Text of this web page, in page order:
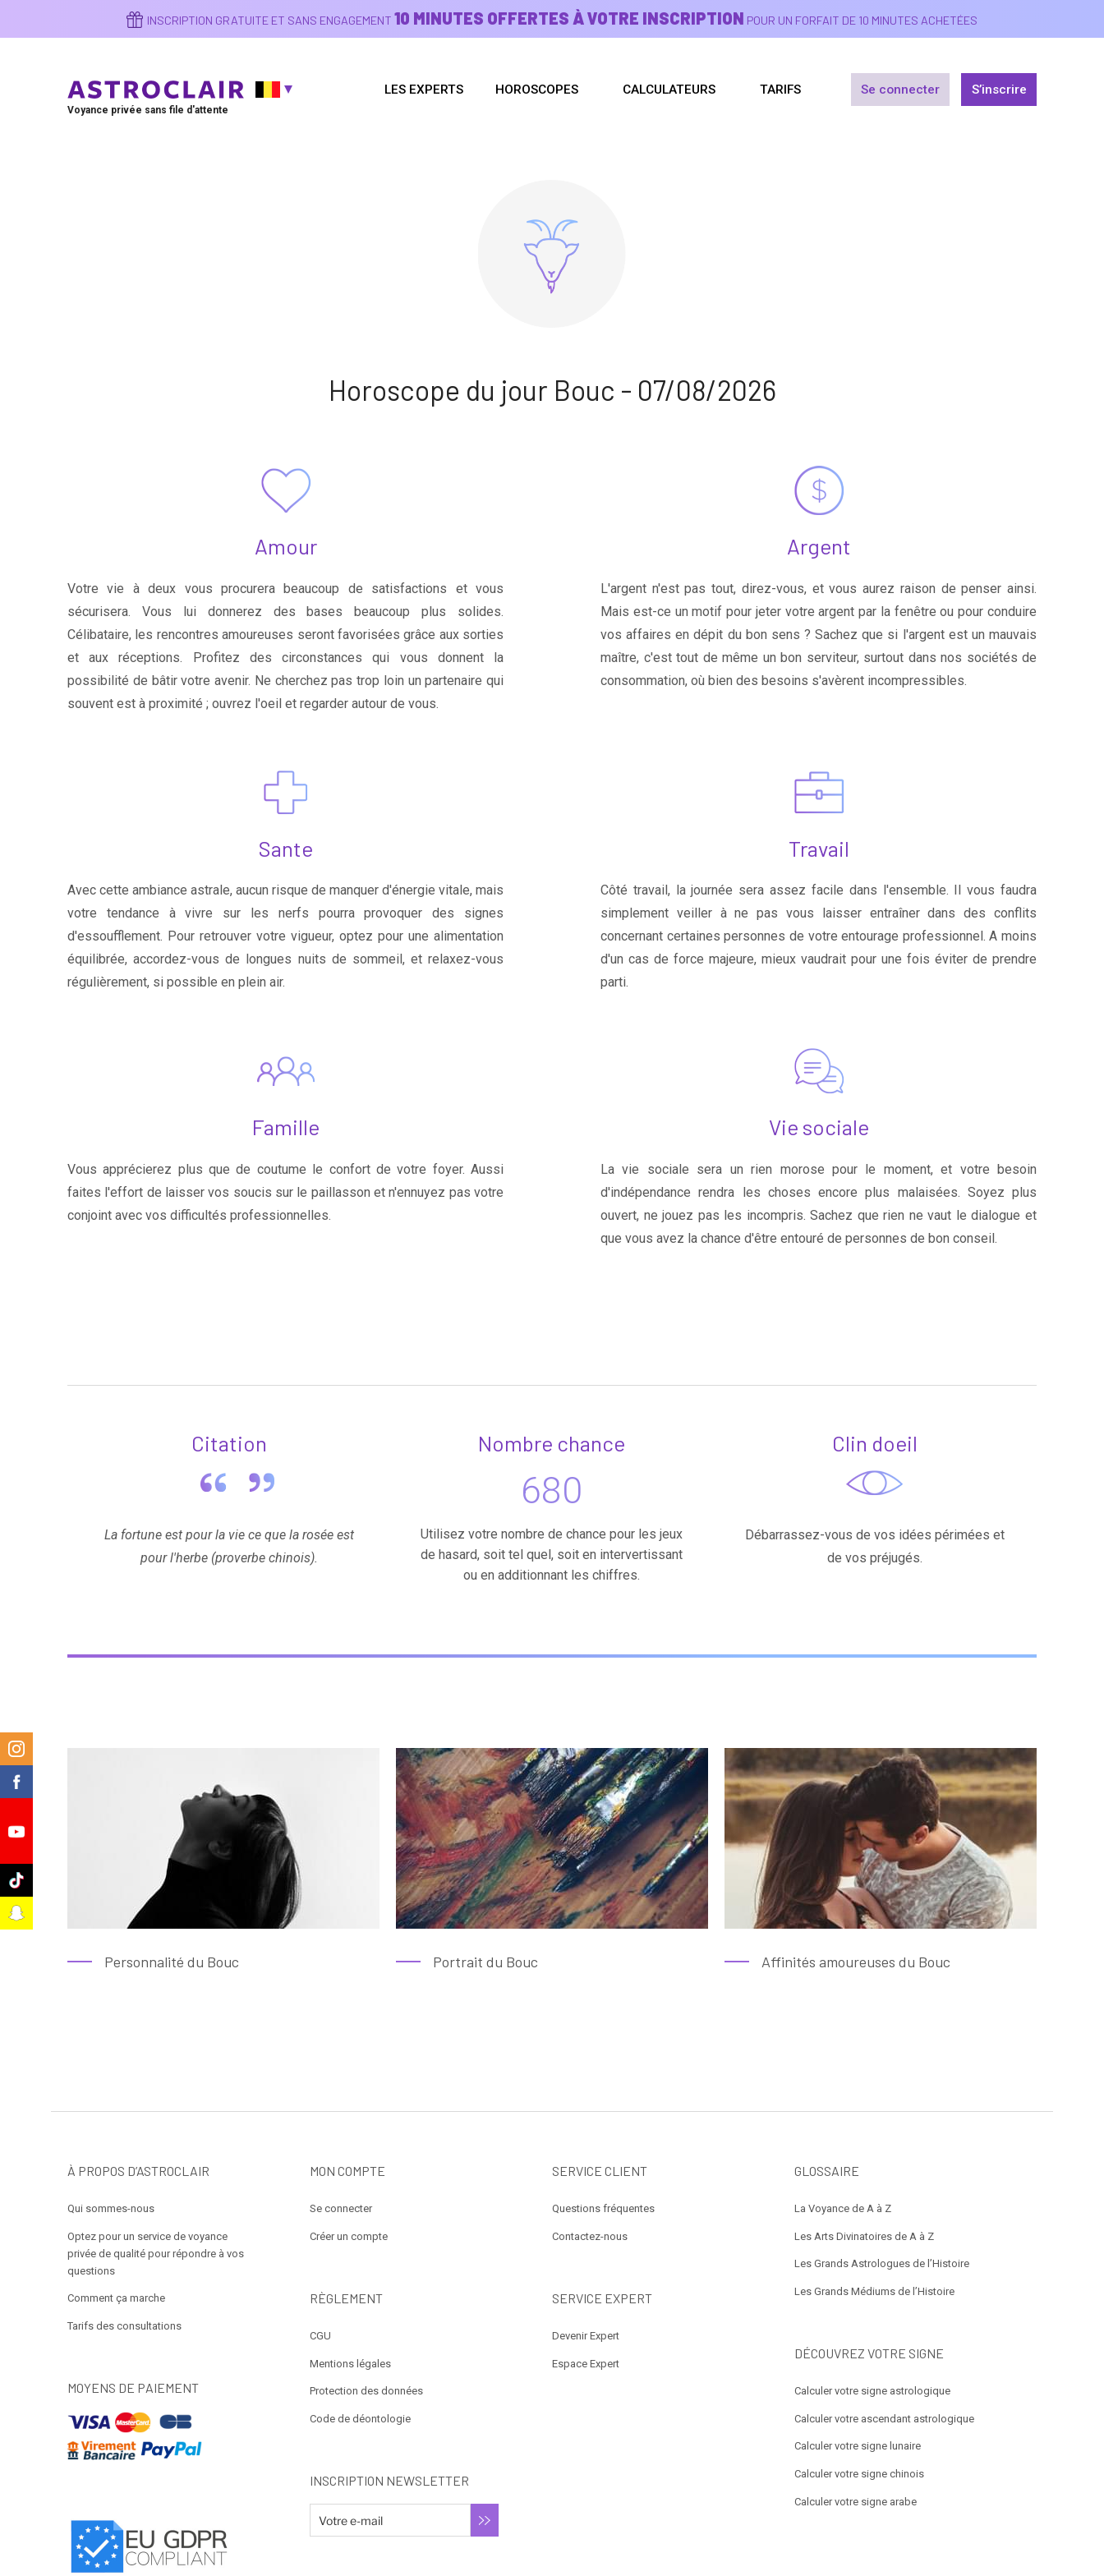
contenu
INSCRIPTION GRATUITE ET SANS ENGAGEMENT 10 MINUTES OFFERTES À VOTRE INSCRIPTION POUR UN FORFAIT DE 10 MINUTES ACHETÉES
Voyance privée sans file d'attente
LES EXPERTS HOROSCOPES CALCULATEURS TARIFS Se connecter S’inscrire
Horoscope du jour Bouc - 07/08/2026
Amour
Votre vie à deux vous procurera beaucoup de satisfactions et vous
sécurisera. Vous lui donnerez des bases beaucoup plus solides.
Célibataire, les rencontres amoureuses seront favorisées grâce aux sorties
et aux réceptions. Profitez des circonstances qui vous donnent la
possibilité de bâtir votre avenir. Ne cherchez pas trop loin un partenaire qui
souvent est à proximité ; ouvrez l'oeil et regarder autour de vous.
Argent
L'argent n'est pas tout, direz-vous, et vous aurez raison de penser ainsi.
Mais est-ce un motif pour jeter votre argent par la fenêtre ou pour conduire
vos affaires en dépit du bon sens ? Sachez que si l'argent est un mauvais
maître, c'est tout de même un bon serviteur, surtout dans nos sociétés de
consommation, où bien des besoins s'avèrent incompressibles.
Sante
Avec cette ambiance astrale, aucun risque de manquer d'énergie vitale, mais
votre tendance à vivre sur les nerfs pourra provoquer des signes
d'essoufflement. Pour retrouver votre vigueur, optez pour une alimentation
équilibrée, accordez-vous de longues nuits de sommeil, et relaxez-vous
régulièrement, si possible en plein air.
Travail
Côté travail, la journée sera assez facile dans l'ensemble. Il vous faudra
simplement veiller à ne pas vous laisser entraîner dans des conflits
concernant certaines personnes de votre entourage professionnel. A moins
d'un cas de force majeure, mieux vaudrait pour une fois éviter de prendre
parti.
Famille
Vous apprécierez plus que de coutume le confort de votre foyer. Aussi
faites l'effort de laisser vos soucis sur le paillasson et n'ennuyez pas votre
conjoint avec vos difficultés professionnelles.
Vie sociale
La vie sociale sera un rien morose pour le moment, et votre besoin
d'indépendance rendra les choses encore plus malaisées. Soyez plus
ouvert, ne jouez pas les incompris. Sachez que rien ne vaut le dialogue et
que vous avez la chance d'être entouré de personnes de bon conseil.
Citation
La fortune est pour la vie ce que la rosée est
pour l'herbe (proverbe chinois).
Nombre chance
680
Utilisez votre nombre de chance pour les jeux
de hasard, soit tel quel, soit en intervertissant
ou en additionnant les chiffres.
Clin doeil
Débarrassez-vous de vos idées périmées et
de vos préjugés.
Personnalité du Bouc Portrait du Bouc Affinités amoureuses du Bouc
À PROPOS D’ASTROCLAIR
Qui sommes-nous
Optez pour un service de voyance
privée de qualité pour répondre à vos
questions
Comment ça marche
Tarifs des consultations
MOYENS DE PAIEMENT
MON COMPTE
Se connecter
Créer un compte
RÈGLEMENT
CGU
Mentions légales
Protection des données
Code de déontologie
INSCRIPTION NEWSLETTER
SERVICE CLIENT
Questions fréquentes
Contactez-nous
SERVICE EXPERT
Devenir Expert
Espace Expert
GLOSSAIRE
La Voyance de A à Z
Les Arts Divinatoires de A à Z
Les Grands Astrologues de l’Histoire
Les Grands Médiums de l’Histoire
DÉCOUVREZ VOTRE SIGNE
Calculer votre signe astrologique
Calculer votre ascendant astrologique
Calculer votre signe lunaire
Calculer votre signe chinois
Calculer votre signe arabe